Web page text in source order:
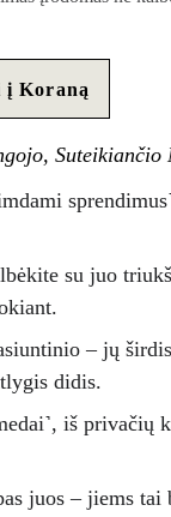
į Koraną
Suteikiančio
su juo
– jų
didis.
iš privačių
juos – jiems tai